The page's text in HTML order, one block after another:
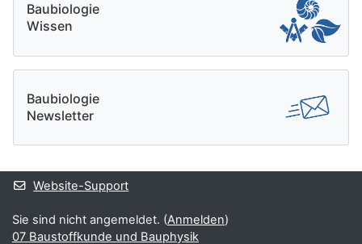
Baubiologie
Wissen
Baubiologie
Newsletter
Website-Support
Sie sind nicht angemeldet. (Anmelden)
07 Baustoffkunde und Bauphysik